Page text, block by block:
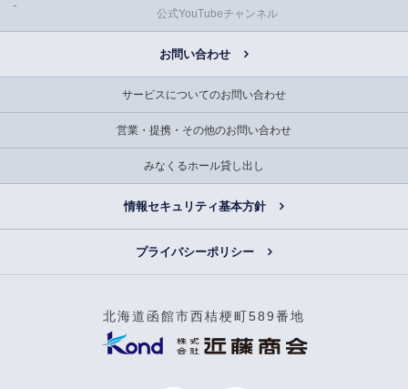
公式YouTubeチャンネル
お問い合わせ
サービスについてのお問い合わせ
営業・提携・その他のお問い合わせ
みなくるホール貸し出し
情報セキュリティ基本方針
プライバシーポリシー
北海道函館市西桔梗町589番地